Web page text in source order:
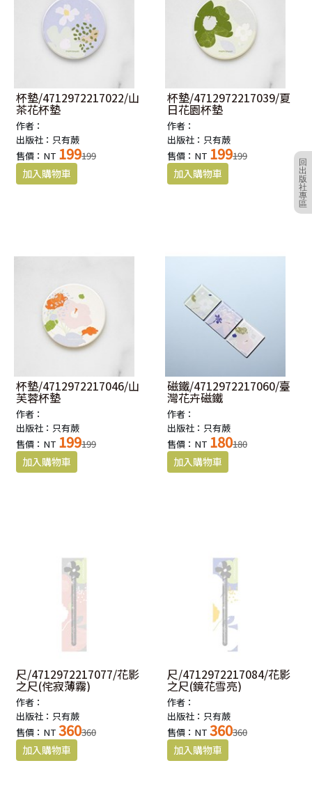
回
出
版
社
專
區
杯墊/4712972217022/山
茶花杯墊
作者：
出版社：只有蕨
售價：NT 199199
杯墊/4712972217039/夏
日花園杯墊
作者：
出版社：只有蕨
售價：NT 199199
杯墊/4712972217046/山
芙蓉杯墊
作者：
出版社：只有蕨
售價：NT 199199
磁鐵/4712972217060/臺
灣花卉磁鐵
作者：
出版社：只有蕨
售價：NT 180180
尺/4712972217077/花影
之尺(侘寂薄霧)
作者：
出版社：只有蕨
售價：NT 360360
尺/4712972217084/花影
之尺(鏡花雪亮)
作者：
出版社：只有蕨
售價：NT 360360